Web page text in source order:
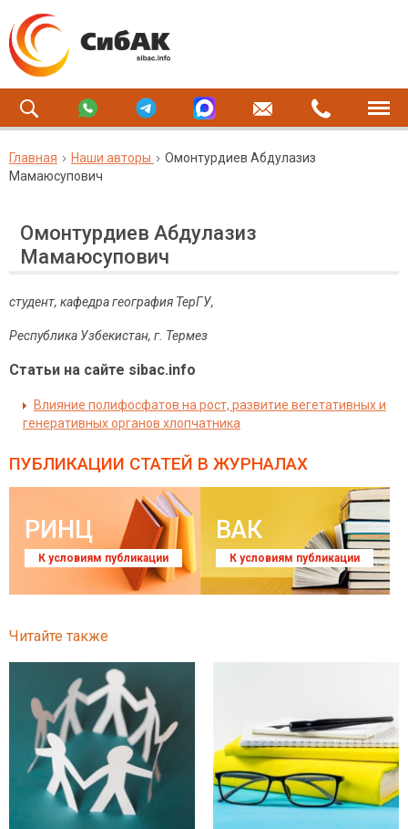
Главная Наши авторы
Омонтурдиев Абдулазиз
Мамаюсупович
Омонтурдиев Абдулазиз
Мамаюсупович
студент, кафедра география ТерГУ,
Республика Узбекистан, г. Термез
Статьи на сайте sibac.info
Влияние полифосфатов на рост, развитие вегетативных и
генеративных органов хлопчатника
ПУБЛИКАЦИИ СТАТЕЙ В ЖУРНАЛАХ
РИНЦ
К условиям публикации
ВАК
К условиям публикации
Читайте также